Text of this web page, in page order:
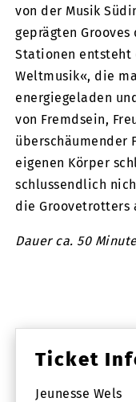
von der Musik
geprägten Grooves
Stationen entsteht
Weltmusik«, die
energiegeladen
von Fremdsein,
überschäumender
eigenen Körper
schlussendlich
die Groovetrotters
Dauer ca. 50
Ticket
Jeunesse Wels